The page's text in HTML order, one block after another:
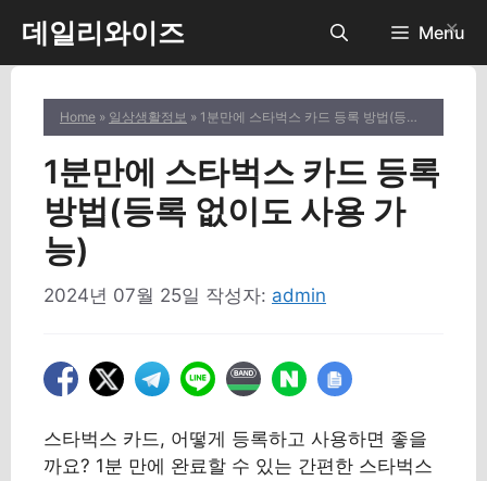
츠
데일리와이즈 Menu
Home » 일상생활정보 » 1분만에 스타벅스 카드 등록 방법(등록 없이도 사용 가능)
1분만에 스타벅스 카드 등록
방법(등록 없이도 사용 가
능)
2024년 07월 25일 작성자: admin
스타벅스 카드, 어떻게 등록하고 사용하면 좋을
까요? 1분 만에 완료할 수 있는 간편한 스타벅스
✕